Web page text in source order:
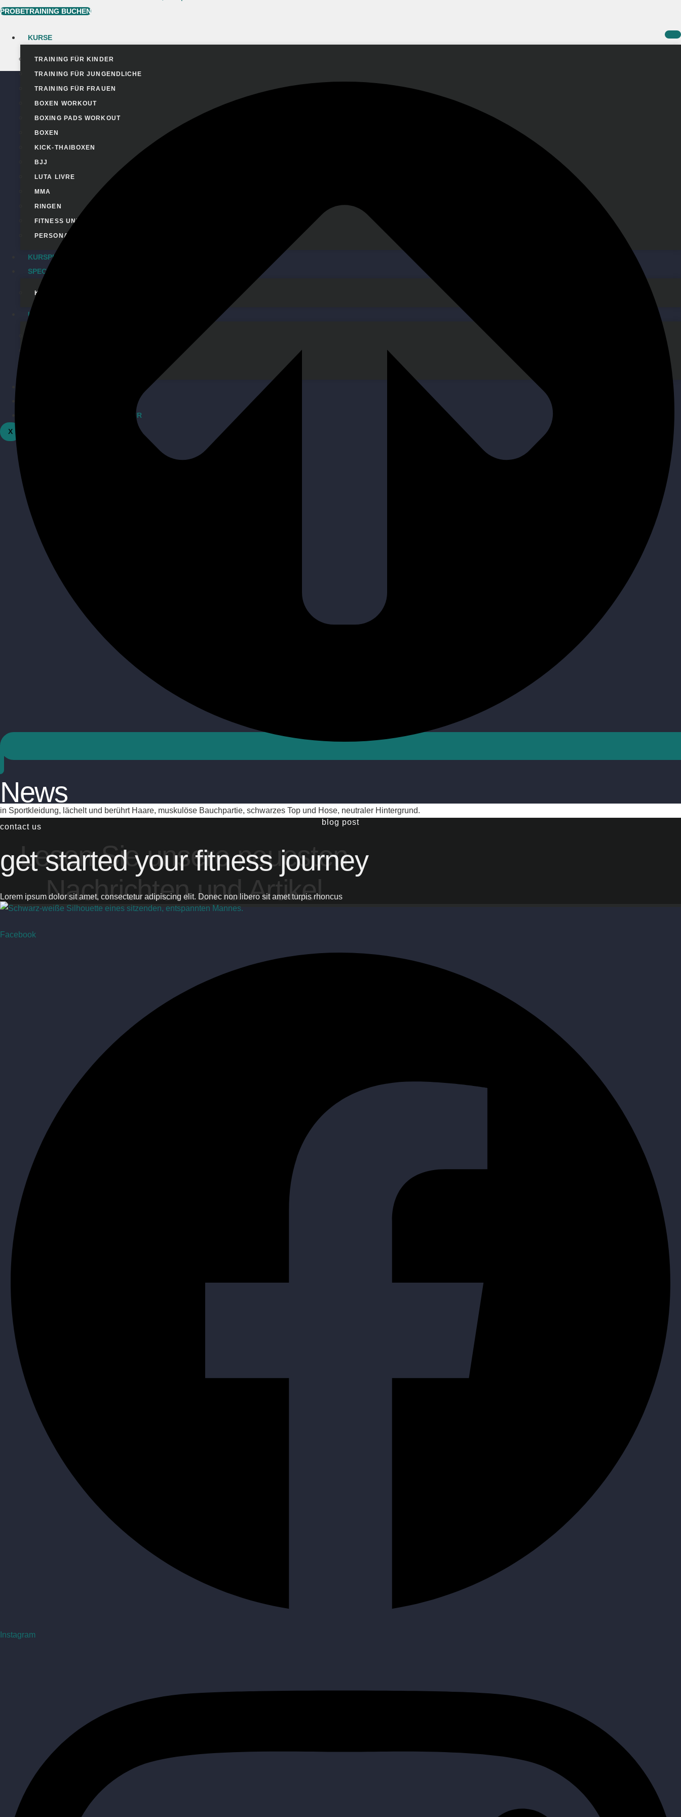
PROBETRAINING BUCHEN
KURSE
TRAINING FÜR KINDER
TRAINING FÜR JUNGENDLICHE
TRAINING FÜR FRAUEN
BOXEN WORKOUT
BOXING PADS WORKOUT
BOXEN
KICK-THAIBOXEN
BJJ
LUTA LIVRE
MMA
RINGEN
FITNESS UND CARDIO
PERSONALTRAINING
KURSPLAN
SPECIALS
KINDERGEBURTSTAG
UNSER GYM
TICKETS FIGHT NIGHT OPEN AIR
X
NACH OBEN SCROLLEN
News
blog post
Lesen Sie unsere neuesten
Nachrichten und Artikel
contact us
get started your fitness journey
Lorem ipsum dolor sit amet, consectetur adipiscing elit. Donec non libero sit amet turpis rhoncus
Facebook
Instagram